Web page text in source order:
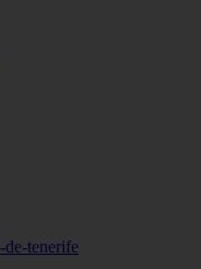
de-tenerife